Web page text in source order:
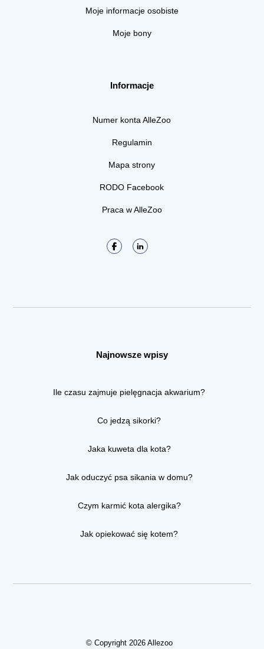
Moje informacje osobiste
Moje bony
Informacje
Numer konta AlleZoo
Regulamin
Mapa strony
RODO Facebook
Praca w AlleZoo
Najnowsze wpisy
Ile czasu zajmuje pielęgnacja akwarium?
Co jedzą sikorki?
Jaka kuweta dla kota?
Jak oduczyć psa sikania w domu?
Czym karmić kota alergika?
Jak opiekować się kotem?
© Copyright 2026 Allezoo